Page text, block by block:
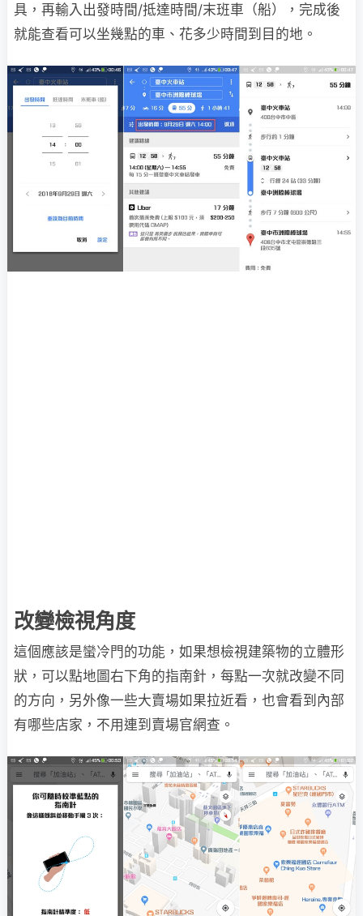
具，再輸入出發時間/抵達時間/末班車（船），完成後
就能查看可以坐幾點的車、花多少時間到目的地。
改變檢視角度
這個應該是蠻冷門的功能，如果想檢視建築物的立體形
狀，可以點地圖右下角的指南針，每點一次就改變不同
的方向，另外像一些大賣場如果拉近看，也會看到內部
有哪些店家，不用連到賣場官網查。